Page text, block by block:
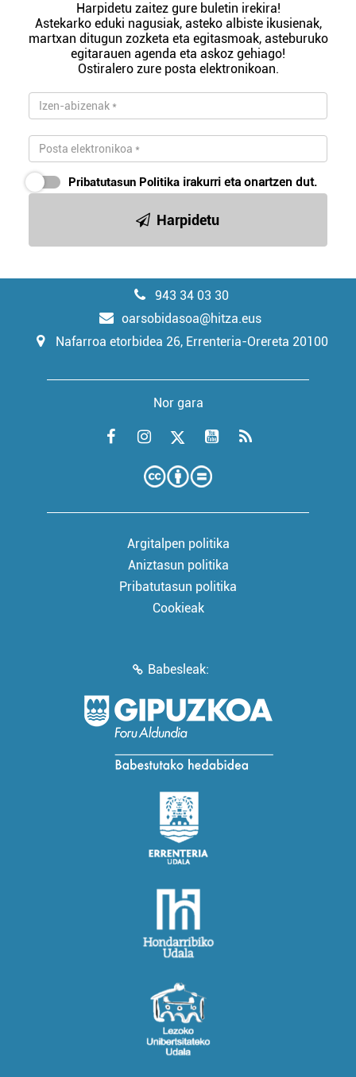
Harpidetu zaitez gure buletin irekira!
Astekarko eduki nagusiak, asteko albiste ikusienak,
martxan ditugun zozketa eta egitasmoak, asteburuko
egitarauen agenda eta askoz gehiago!
Ostiralero zure posta elektronikoan.
Pribatutasun Politika irakurri eta onartzen dut.
Harpidetu
943 34 03 30
oarsobidasoa@hitza.eus
Nafarroa etorbidea 26, Errenteria-Orereta 20100
Nor gara
Argitalpen politika
Aniztasun politika
Pribatutasun politika
Cookieak
Babesleak: